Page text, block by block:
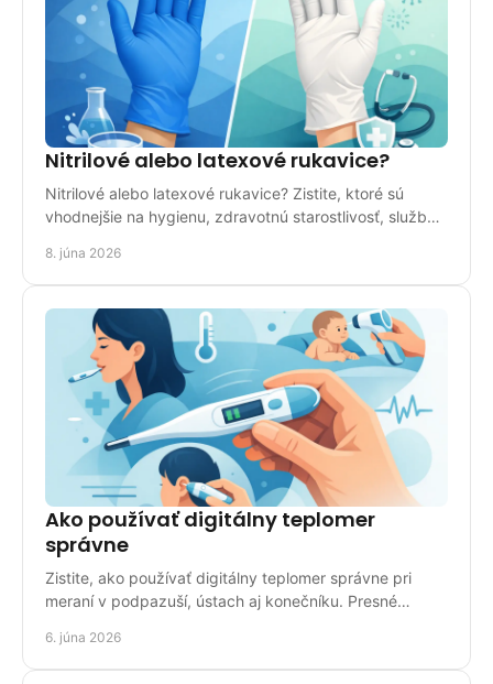
Nitrilové alebo latexové rukavice?
Nitrilové alebo latexové rukavice? Zistite, ktoré sú
vhodnejšie na hygienu, zdravotnú starostlivosť, služby
8. júna 2026
Ako používať digitálny teplomer
správne
Zistite, ako používať digitálny teplomer správne pri
meraní v podpazuší, ústach aj konečníku. Presné
6. júna 2026